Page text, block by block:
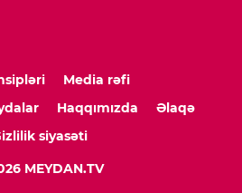
Media rəfi
Haqqımızda
Əlaqə
siyasəti
MEYDAN.TV